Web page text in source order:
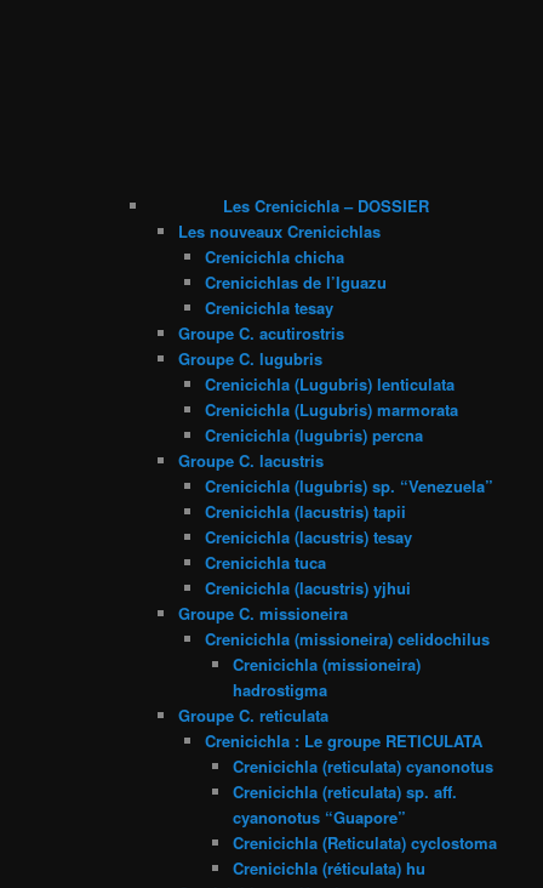
Les Crenicichla – DOSSIER
Les nouveaux Crenicichlas
Crenicichla chicha
Crenicichlas de l’Iguazu
Crenicichla tesay
Groupe C. acutirostris
Groupe C. lugubris
Crenicichla (Lugubris) lenticulata
Crenicichla (Lugubris) marmorata
Crenicichla (lugubris) percna
Groupe C. lacustris
Crenicichla (lugubris) sp. “Venezuela”
Crenicichla (lacustris) tapii
Crenicichla (lacustris) tesay
Crenicichla tuca
Crenicichla (lacustris) yjhui
Groupe C. missioneira
Crenicichla (missioneira) celidochilus
Crenicichla (missioneira)
hadrostigma
Groupe C. reticulata
Crenicichla : Le groupe RETICULATA
Crenicichla (reticulata) cyanonotus
Crenicichla (reticulata) sp. aff.
cyanonotus “Guapore”
Crenicichla (Reticulata) cyclostoma
Crenicichla (réticulata) hu